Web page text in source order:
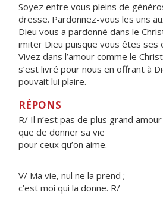
Soyez entre vous pleins de
dresse. Pardonnez-vous les uns
Dieu vous a pardonné dans le
imiter Dieu puisque vous êtes ses
Vivez dans l’amour comme le
s’est livré pour nous en offrant à
pouvait lui plaire.
RÉPONS
R/ Il n’est pas de plus grand amour
que de donner sa vie
pour ceux qu’on aime.
V/ Ma vie, nul ne la prend ;
c’est moi qui la donne. R/